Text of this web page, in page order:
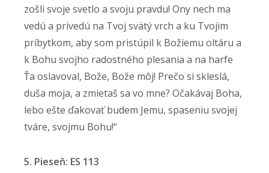
zošli svoje svetlo a svoju pravdu! Ony nech ma
vedú a privedú na Tvoj svätý vrch a ku Tvojim
príbytkom, aby som pristúpil k Božiemu oltáru a
k Bohu svojho radostného plesania a na harfe
Ťa oslavoval, Bože, Bože môj! Prečo si skleslá,
duša moja, a zmietaš sa vo mne? Očakávaj Boha,
lebo ešte ďakovať budem Jemu, spaseniu svojej
tváre, svojmu Bohu!“
5. Pieseň: ES 113